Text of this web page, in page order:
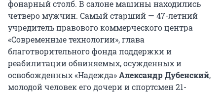
фонарный столб. В салоне машины находились
четверо мужчин. Самый старший — 47-летний
учредитель правового коммерческого центра
«Современные технологии», глава
благотворительного фонда поддержки и
реабилитации обвиняемых, осужденных и
освобожденных «Надежда»Александр Дубенский,
молодой человек его дочери и спортсмен 21-